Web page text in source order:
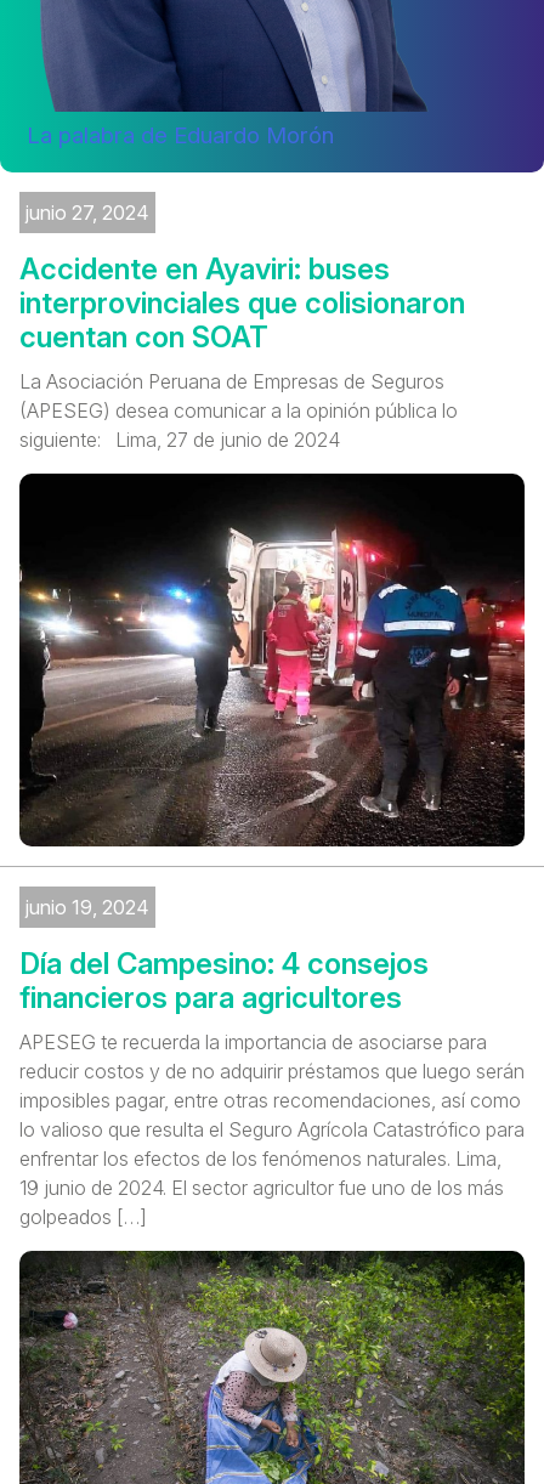
La palabra de Eduardo Morón
junio 27, 2024
Accidente en Ayaviri: buses
interprovinciales que colisionaron
cuentan con SOAT
La Asociación Peruana de Empresas de Seguros
(APESEG) desea comunicar a la opinión pública lo
siguiente: Lima, 27 de junio de 2024
junio 19, 2024
Día del Campesino: 4 consejos
financieros para agricultores
APESEG te recuerda la importancia de asociarse para
reducir costos y de no adquirir préstamos que luego serán
imposibles pagar, entre otras recomendaciones, así como
lo valioso que resulta el Seguro Agrícola Catastrófico para
enfrentar los efectos de los fenómenos naturales. Lima,
19 junio de 2024. El sector agricultor fue uno de los más
golpeados […]